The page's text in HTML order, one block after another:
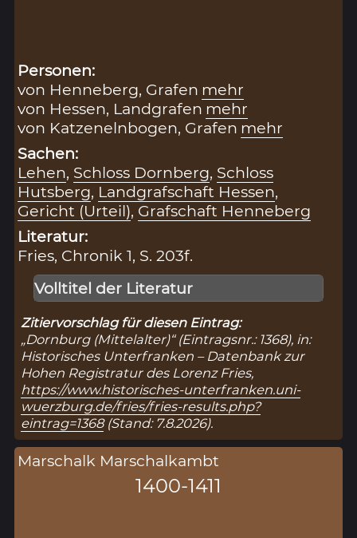
Personen:
von Henneberg, Grafen mehr
von Hessen, Landgrafen mehr
von Katzenelnbogen, Grafen mehr
Sachen:
Lehen, Schloss Dornberg, Schloss
Hutsberg, Landgrafschaft Hessen,
Gericht (Urteil), Grafschaft Henneberg
Literatur:
Fries, Chronik 1, S. 203f.
Volltitel der Literatur
Zitiervorschlag für diesen Eintrag:
„Dornburg (Mittelalter)“ (Eintragsnr.: 1368), in:
Historisches Unterfranken – Datenbank zur
Hohen Registratur des Lorenz Fries,
https://www.historisches-unterfranken.uni-
wuerzburg.de/fries/fries-results.php?
eintrag=1368(Stand: 7.8.2026).
Marschalk Marschalkambt
1400-1411